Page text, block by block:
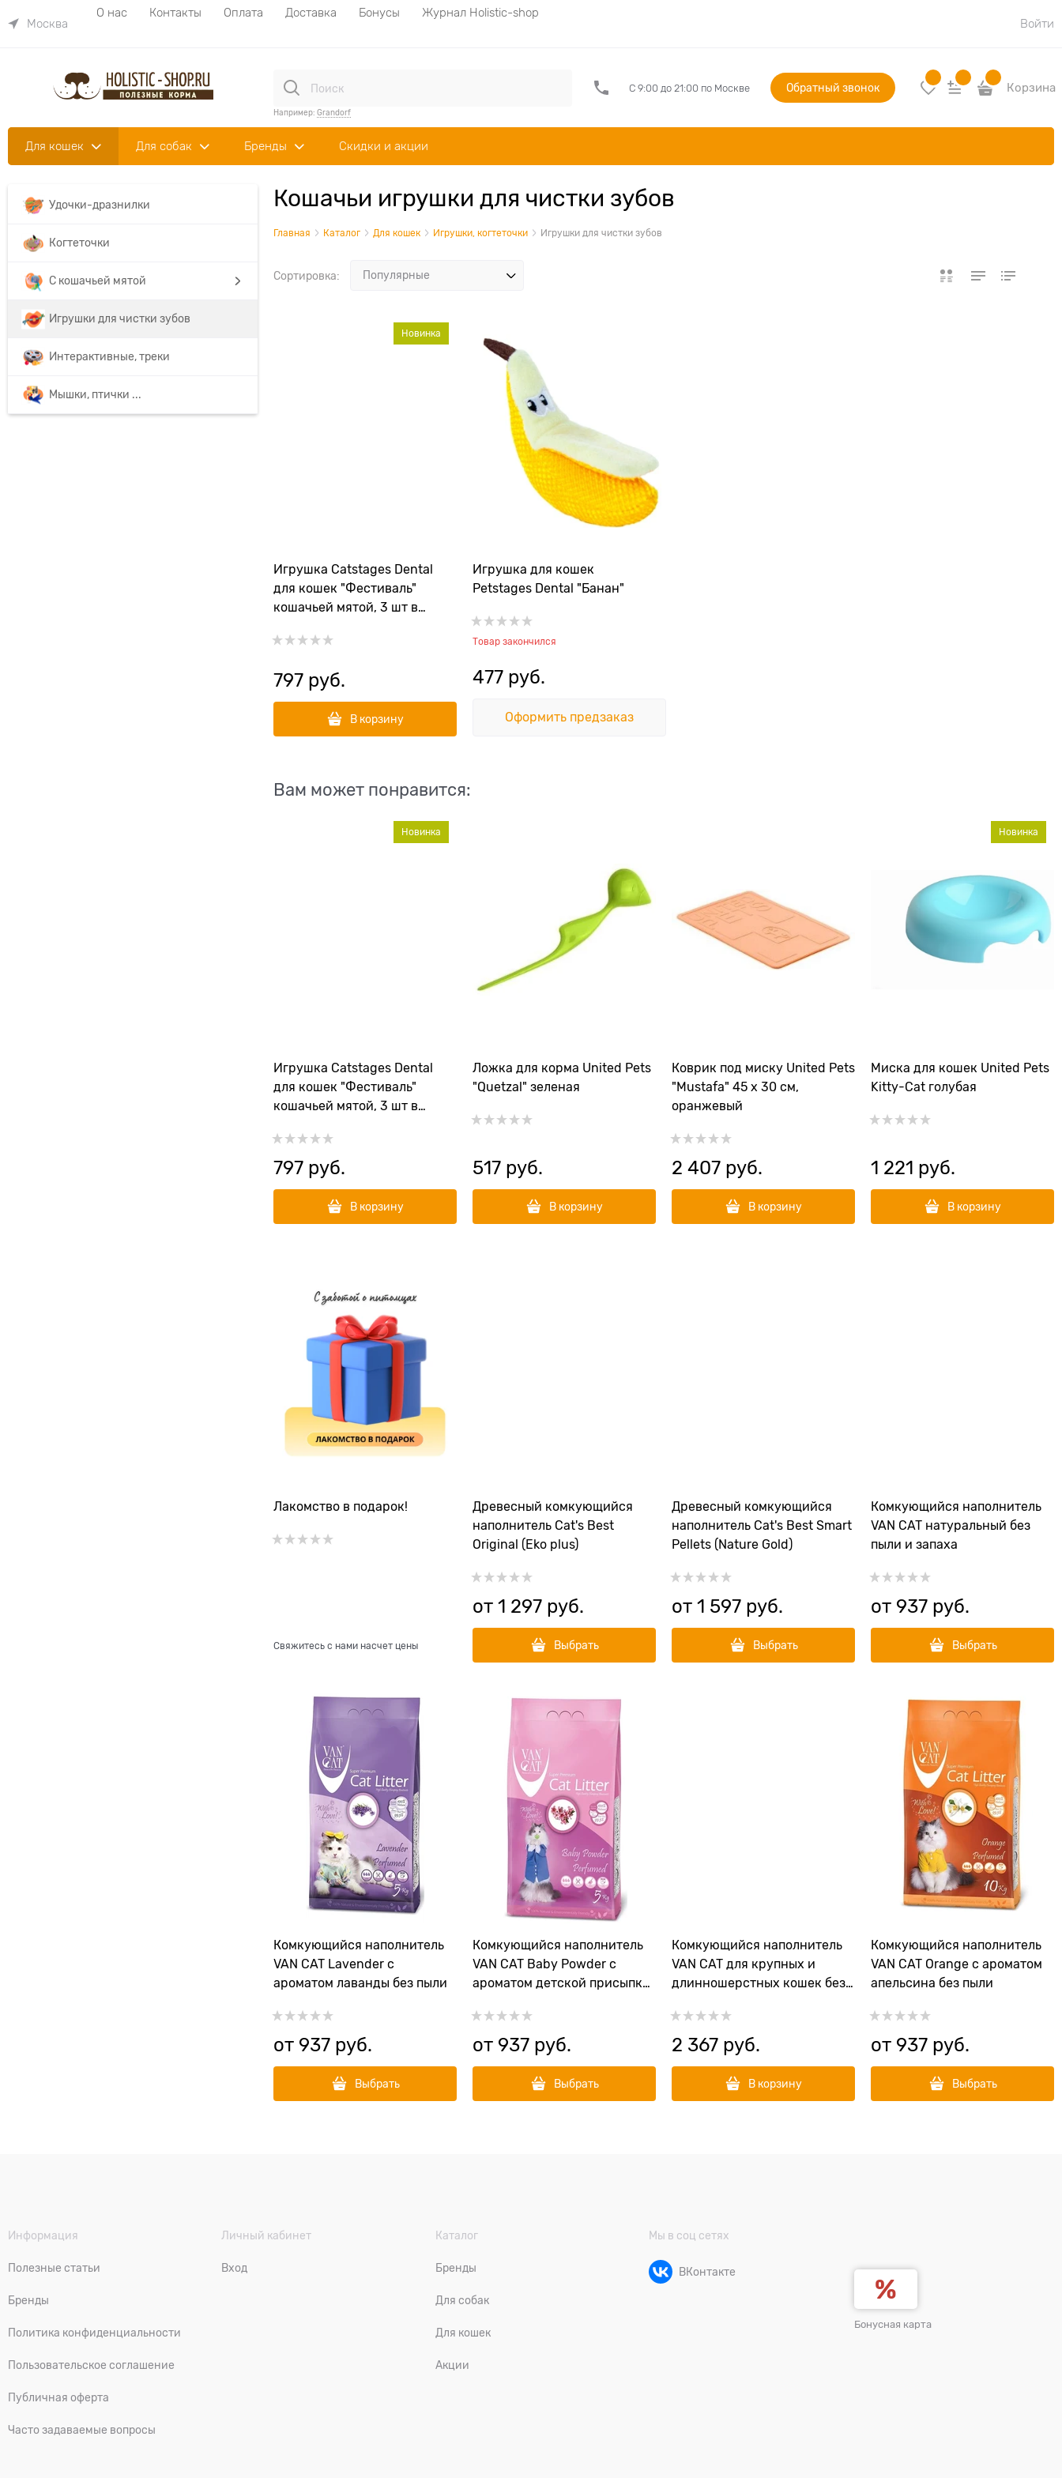
Москва
О нас Контакты Оплата Доставка Бонусы
Журнал Holistic-shop
Войти
Например: Grandorf
С 9:00 до 21:00 по Москве Обратный звонок Корзина
Для кошек Для собак Бренды Скидки и акции
Удочки-дразнилки
Когтеточки
С кошачьей мятой
Игрушки для чистки зубов
Интерактивные, треки
Мышки, птички ...
Кошачьи игрушки для чистки зубов
Главная Каталог Для кошек Игрушки, когтеточки Игрушки для чистки зубов
Сортировка:
Игрушка Catstages Dental
для кошек "Фестиваль"
кошачьей мятой, 3 шт в
Новинка
797 руб.
В корзину
Игрушка для кошек
Petstages Dental "Банан"
Товар закончился
477 руб.
Оформить предзаказ
Вам может понравится:
Игрушка Catstages Dental
для кошек "Фестиваль"
кошачьей мятой, 3 шт в
Новинка
797 руб.
В корзину
Ложка для корма United Pets
"Quetzal" зеленая
517 руб.
В корзину
Коврик под миску United Pets
"Mustafa" 45 х 30 см,
оранжевый
2 407 руб.
В корзину
Миска для кошек United Pets
Kitty-Cat голубая
Новинка
1 221 руб.
В корзину
Лакомство в подарок!
Свяжитесь с нами насчет цены
Древесный комкующийся
наполнитель Cat's Best
Original (Eko plus)
от 1 297 руб.
Выбрать
Древесный комкующийся
наполнитель Cat's Best Smart
Pellets (Nature Gold)
от 1 597 руб.
Выбрать
Комкующийся наполнитель
VAN CAT натуральный без
пыли и запаха
от 937 руб.
Выбрать
Комкующийся наполнитель
VAN CAT Lavender с
ароматом лаванды без пыли
от 937 руб.
Выбрать
Комкующийся наполнитель
VAN CAT Baby Powder с
ароматом детской присыпки
от 937 руб.
Выбрать
Комкующийся наполнитель
VAN CAT для крупных и
длинношерстных кошек без
2 367 руб.
В корзину
Комкующийся наполнитель
VAN CAT Orange с ароматом
апельсина без пыли
от 937 руб.
Выбрать
Информация
Полезные статьи
Бренды
Политика конфиденциальности
Пользовательское соглашение
Публичная оферта
Часто задаваемые вопросы
Личный кабинет
Вход
Каталог
Бренды
Для собак
Для кошек
Акции
Мы в соц сетях
ВКонтакте
Бонусная карта